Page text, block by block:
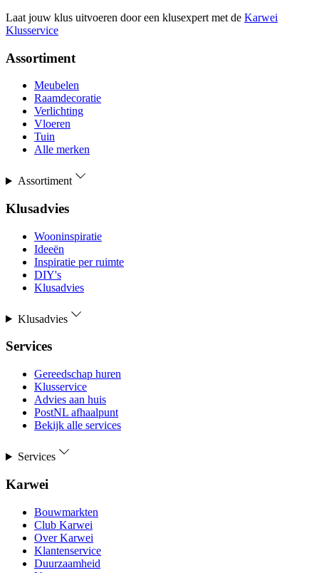
Laat jouw klus uitvoeren door een klusexpert met de Karwei
Klusservice
Assortiment
Meubelen
Raamdecoratie
Verlichting
Vloeren
Tuin
Alle merken
Assortiment
Klusadvies
Wooninspiratie
Ideeën
Inspiratie per ruimte
DIY's
Klusadvies
Klusadvies
Services
Gereedschap huren
Klusservice
Advies aan huis
PostNL afhaalpunt
Bekijk alle services
Services
Karwei
Bouwmarkten
Club Karwei
Over Karwei
Klantenservice
Duurzaamheid